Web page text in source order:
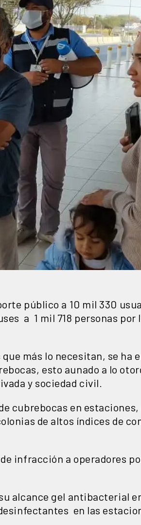
público a 10 mil 330
a 1 mil 718 personas
más lo necesitan, se ha
esto aunado a lo
y sociedad civil.
cubrebocas en estaciones,
de altos índices de
infracción a operadores
alcance gel antibacterial
en las